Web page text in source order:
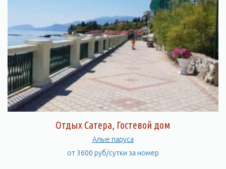
Отдых Сатера, Гостевой дом
Алые паруса
от 3600 руб/сутки за номер